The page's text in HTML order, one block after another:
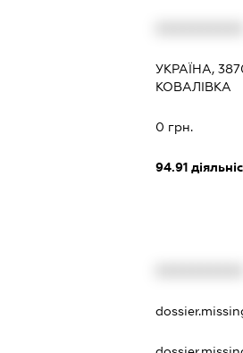
УКРАЇНА,
КОВАЛІВКА
0 грн.
94.91